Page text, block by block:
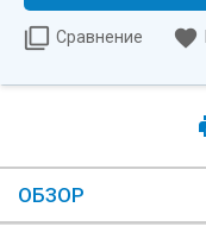
Сравнение
ОБЗОР